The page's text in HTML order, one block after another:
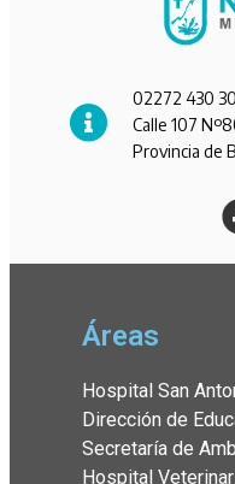
02272 430
Calle 107
Provincia de
Áreas
Hospital San
Dirección de
Secretaría de
Hospital